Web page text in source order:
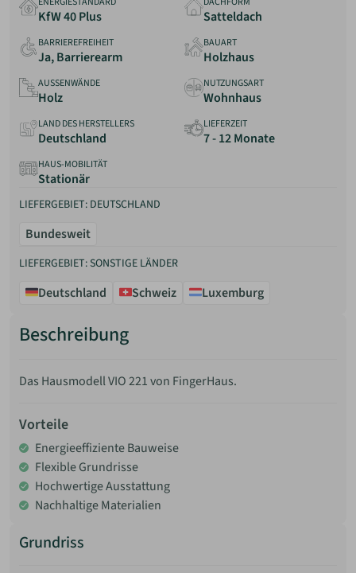
KfW 40 Plus Satteldach
BARRIEREFREIHEIT
Ja, Barrierearm
BAUART
Holzhaus
AUSSENWÄNDE
Holz
NUTZUNGSART
Wohnhaus
LAND DES HERSTELLERS
Deutschland
LIEFERZEIT
7 - 12 Monate
HAUS-MOBILITÄT
Stationär
LIEFERGEBIET: DEUTSCHLAND
Bundesweit
LIEFERGEBIET: SONSTIGE LÄNDER
Deutschland Schweiz Luxemburg
Beschreibung
Das Hausmodell VIO 221 von FingerHaus.
Vorteile
Energieeffiziente Bauweise
Flexible Grundrisse
Hochwertige Ausstattung
Nachhaltige Materialien
Grundriss